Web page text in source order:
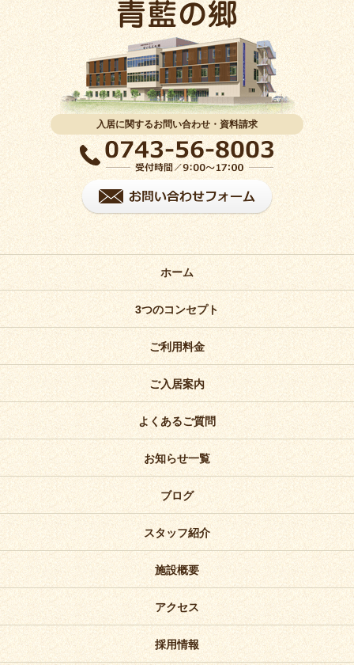
入居に関するお問い合わせ・資料請求
ホーム
3つのコンセプト
ご利用料金
ご入居案内
よくあるご質問
お知らせ一覧
ブログ
スタッフ紹介
施設概要
アクセス
採用情報